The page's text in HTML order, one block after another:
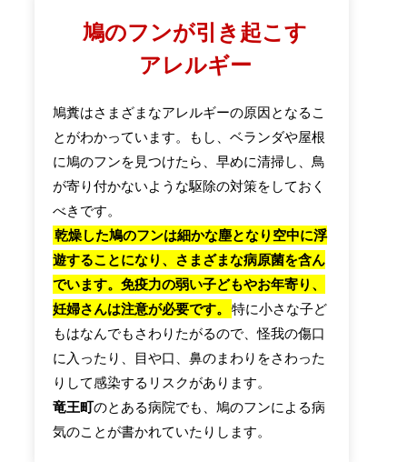
鳩のフンが引き起こす
アレルギー
鳩糞はさまざまなアレルギーの原因となるこ
とがわかっています。もし、ベランダや屋根
に鳩のフンを見つけたら、早めに清掃し、鳥
が寄り付かないような駆除の対策をしておく
べきです。
乾燥した鳩のフンは細かな塵となり空中に浮
遊することになり、さまざまな病原菌を含ん
でいます。免疫力の弱い子どもやお年寄り、
妊婦さんは注意が必要です。
特に小さな子ど
もはなんでもさわりたがるので、怪我の傷口
に入ったり、目や口、鼻のまわりをさわった
りして感染するリスクがあります。
竜王町のとある病院でも、鳩のフンによる病
気のことが書かれていたりします。